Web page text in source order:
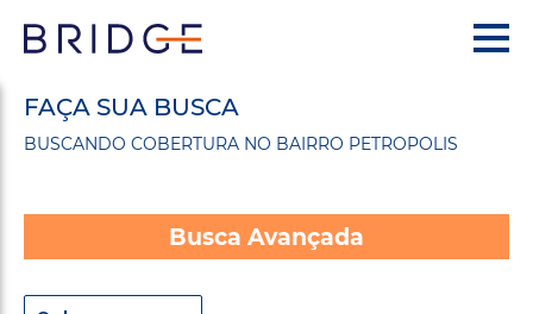
FAÇA SUA BUSCA
BUSCANDO COBERTURA NO BAIRRO PETROPOLIS
Busca Avançada